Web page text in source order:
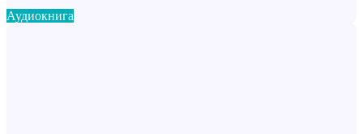
Аудиокнига